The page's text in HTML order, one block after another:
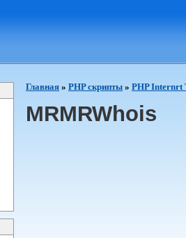
Главная » PHP скрипты » PHP Internrt
MRMRWhois